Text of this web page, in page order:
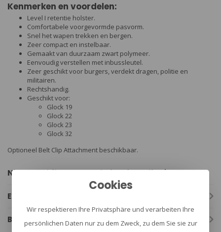
Kenmerken en voordelen:
Level I retentie holster.
Comfortabele voorgevormde pasvorm.
Snel het wapen trekken en bergen.
Zeer compact en instelbaar.
Gemaakt van duurzaam zwart polymeer.
Eenvoudig verstellen met inbussleutel.
Zeer geschikt voor burgers, verdekt dragen, politie en
militairen.
Rechtshandig.
Geschikt voor:
Glock 19
Glock 22
Glock 23
Glock 32
Optioneel Belt Clip Attachment beschikbaar.
Niet geschikt voor veel airsoft replica's.
Eigenschaften
Bewertungen
Cookies
Wir respektieren Ihre Privatsphäre und verarbeiten Ihre
persönlichen Daten nur zu dem Zweck, zu dem Sie sie zur